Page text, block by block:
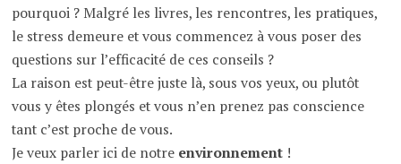
pourquoi ? Malgré les livres, les rencontres, les pratiques,
le stress demeure et vous commencez à vous poser des
questions sur l’efficacité de ces conseils ?
La raison est peut-être juste là, sous vos yeux, ou plutôt
vous y êtes plongés et vous n’en prenez pas conscience
tant c’est proche de vous.
Je veux parler ici de notre environnement !